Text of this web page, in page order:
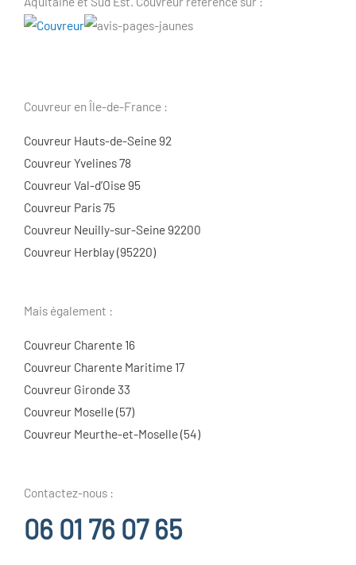
Couvreur en Île-de-France :
Couvreur Hauts-de-Seine 92
Couvreur Yvelines 78
Couvreur Val-d’Oise 95
Couvreur Paris 75
Couvreur Neuilly-sur-Seine 92200
Couvreur Herblay (95220)
Mais également :
Couvreur Charente 16
Couvreur Charente Maritime 17
Couvreur Gironde 33
Couvreur Moselle (57)
Couvreur Meurthe-et-Moselle (54)
Contactez-nous :
06 01 76 07 65